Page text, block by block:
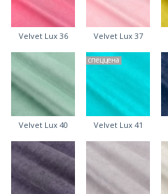
Velvet Lux 36 Velvet Lux 37
Velvet Lux 40
спеццена
Velvet Lux 41